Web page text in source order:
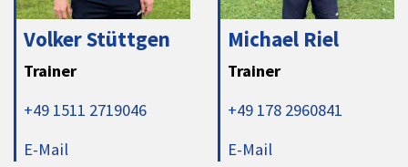
Volker Stüttgen
Trainer
+49 1511 2719046
E-Mail
Michael Riel
Trainer
+49 178 2960841
E-Mail